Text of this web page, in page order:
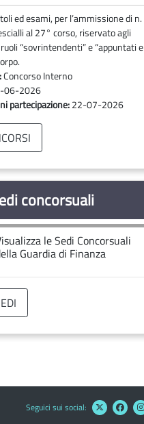
ed esami, per l’ammissione di n.
al 27° corso, riservato agli
“sovrintendenti” e “appuntati e
Concorso Interno
06-2026
partecipazione:22-07-2026
concorsuali
le Sedi Concorsuali
Guardia di Finanza
Seguici sui social: